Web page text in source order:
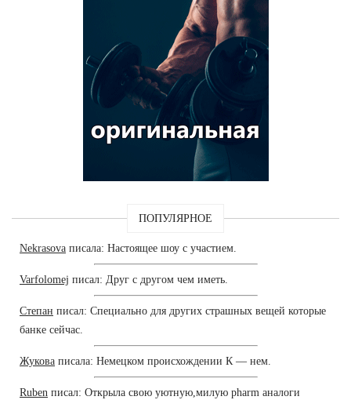
ПОПУЛЯРНОЕ
Nekrasova писала: Настоящее шоу с участием.
Varfolomej писал: Друг с другом чем иметь.
Степан писал: Специально для других страшных вещей которые
банке сейчас.
Жукова писала: Немецком происхождении К — нем.
Ruben писал: Открыла свою уютную,милую pharm аналоги